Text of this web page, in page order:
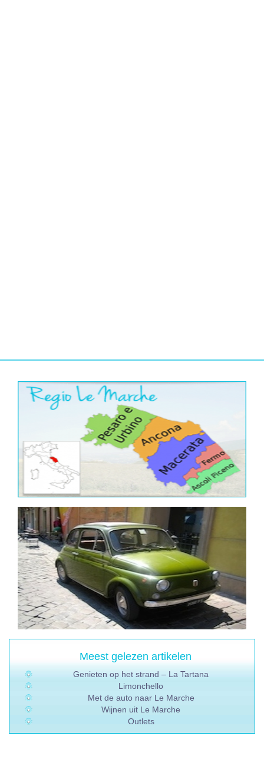
Meest gelezen artikelen
Genieten op het strand – La Tartana
Limonchello
Met de auto naar Le Marche
Wijnen uit Le Marche
Outlets